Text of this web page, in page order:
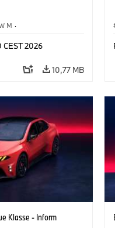
M ·
CEST 2026
10,77 MB
Klasse - Inform